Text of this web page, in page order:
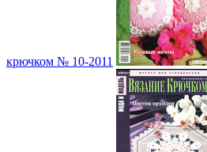
крючком № 10-2011